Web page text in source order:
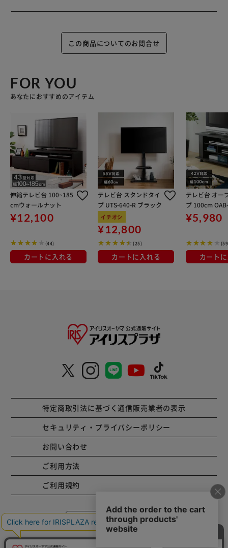
この商品についてのお問合せ
FOR YOU
あなたにおすすめのアイテム
伸縮テレビ台 100~185
cmウォールナット
¥12,100
(44)
カートに入れる
テレビ台 スタンドタイ
プ UTS-640-R ブラック
イチオシ
¥12,800
(25)
カートに入れる
テレビ台 オー
プ 100cm
ラックオ―ク
¥5,980
カート
特定商取引法に基づく通信販売業者の表示
セキュリティ・プライバシーポリシー
お問い合わせ
ご利用方法
ご利用規約
コーポレートサイト